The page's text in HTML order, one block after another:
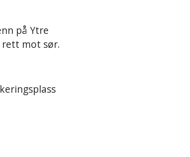
på Ytre
rett mot sør.